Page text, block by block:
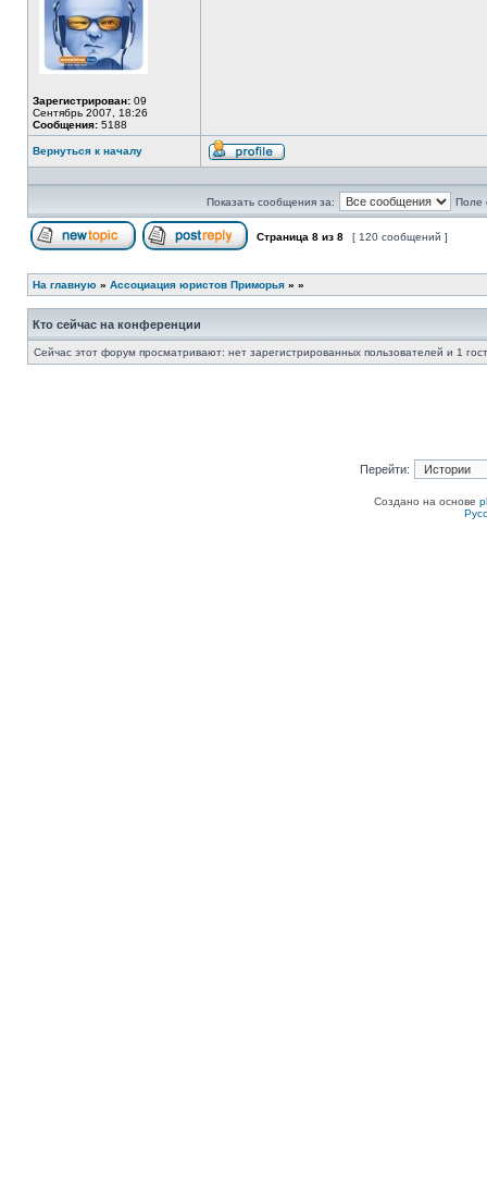
Зарегистрирован: 09
Сентябрь 2007, 18:26
Сообщения: 5188
Вернуться к началу
Профиль
Показать сообщения за: Поле
Страница 8 из 8 [ 120 сообщений ]
На главную » Ассоциация юристов Приморья » »
Кто сейчас на конференции
Сейчас этот форум просматривают: нет зарегистрированных пользователей и 1
Перейти:
Создано на основе